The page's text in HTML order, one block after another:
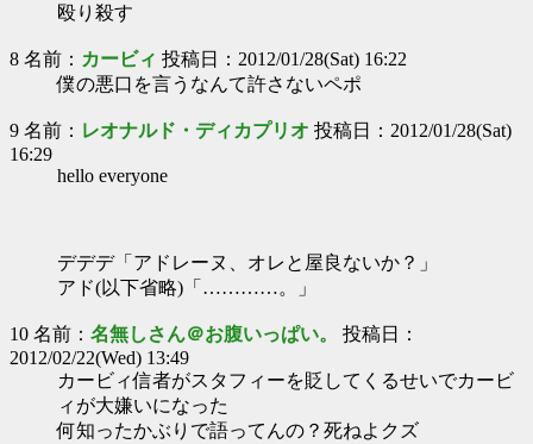
殴り殺す
8 名前： カービィ 投稿日：2012/01/28(Sat) 16:22
僕の悪口を言うなんて許さないペポ
9 名前： レオナルド・ディカプリオ 投稿日：2012/01/28(Sat)
16:29
hello everyone
デデデ「アドレーヌ、オレと屋良ないか？」
アド(以下省略)「…………。」
10 名前： 名無しさん＠お腹いっぱい。 投稿日：
2012/02/22(Wed) 13:49
カービィ信者がスタフィーを貶してくるせいでカービ
ィが大嫌いになった
何知ったかぶりで語ってんの？死ねよクズ